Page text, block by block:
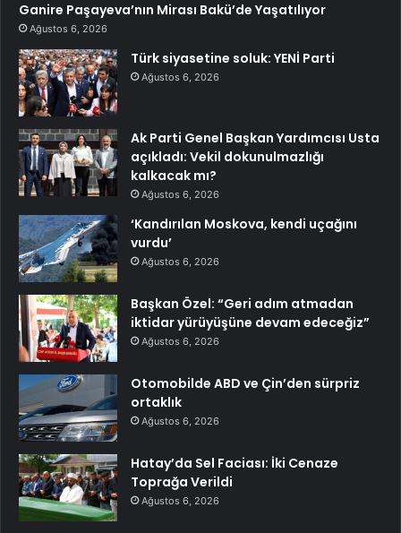
Ganire Paşayeva’nın Mirası Bakü’de Yaşatılıyor
Ağustos 6, 2026
Türk siyasetine soluk: YENİ Parti
Ağustos 6, 2026
Ak Parti Genel Başkan Yardımcısı Usta
açıkladı: Vekil dokunulmazlığı
kalkacak mı?
Ağustos 6, 2026
‘Kandırılan Moskova, kendi uçağını
vurdu’
Ağustos 6, 2026
Başkan Özel: “Geri adım atmadan
iktidar yürüyüşüne devam edeceğiz”
Ağustos 6, 2026
Otomobilde ABD ve Çin’den sürpriz
ortaklık
Ağustos 6, 2026
Hatay’da Sel Faciası: İki Cenaze
Toprağa Verildi
Ağustos 6, 2026